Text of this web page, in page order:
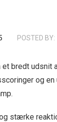
POSTED BY:
et bredt
og
stærke